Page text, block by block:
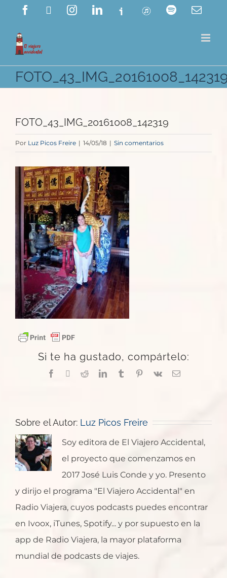
contenido
Facebook InstagramLinkedIn
Ivoox ITunes Spotify
FOTO_43_IMG_20161008_142319
Por Luz Picos Freire | 14/05/18 | Sin comentarios
Si te ha gustado, compártelo:
Facebook RedditLinkedInTumblrPinterest
Vk
Correo
Sobre el Autor: Luz Picos Freire
Soy editora de El Viajero Accidental,
el proyecto que comenzamos en
2017 José Luis Conde y yo. Presento
y dirijo el programa "El Viajero Accidental" en
Radio Viajera, cuyos podcasts puedes encontrar
en Ivoox, iTunes, Spotify... y por supuesto en la
app de Radio Viajera, la mayor plataforma
mundial de podcasts de viajes.